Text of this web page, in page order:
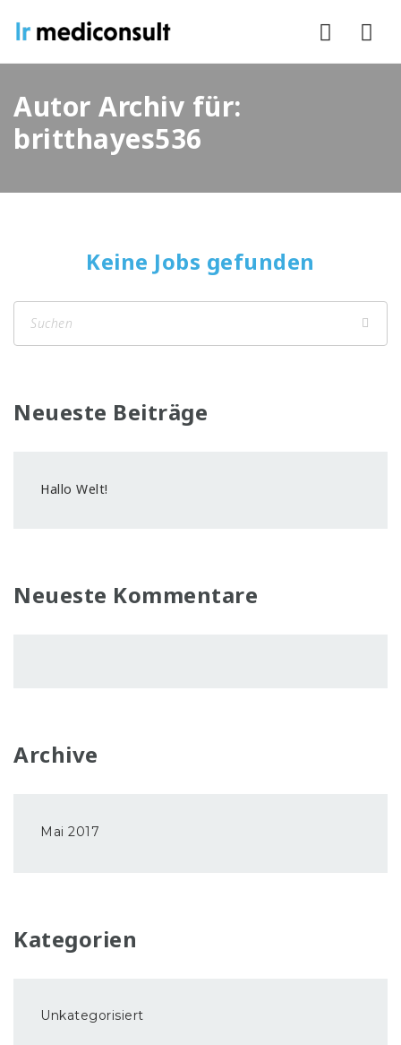
Autor Archiv für:
britthayes536
Keine Jobs gefunden
Neueste Beiträge
Hallo Welt!
Neueste Kommentare
Archive
Mai 2017
Kategorien
Unkategorisiert